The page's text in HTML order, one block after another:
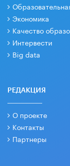
Экономика
Качество
Интервести
Big data
РЕДАКЦИЯ
О проекте
Контакты
Партнеры